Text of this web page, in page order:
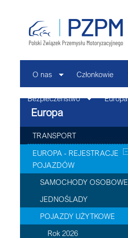
O nas Członkowie
Bezpieczeństwo Europa
Europa
TRANSPORT
EUROPA - REJESTRACJE
POJAZDÓW
SAMOCHODY OSOBOWE
JEDNOŚLADY
POJAZDY UŻYTKOWE
Rok 2026